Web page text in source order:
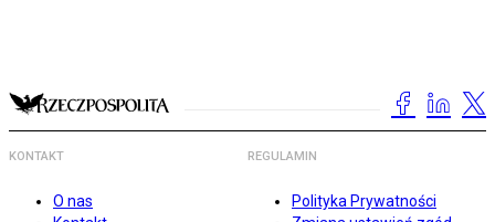
KONTAKT
O nas
REGULAMIN
Polityka Prywatności